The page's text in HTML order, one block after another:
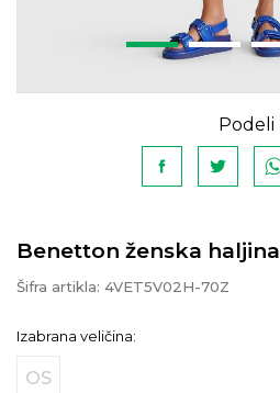
Podeli
Benetton ženska haljina
Šifra artikla: 4VET5V02H-70Z
Izabrana veličina:
OS